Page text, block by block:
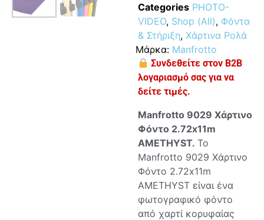
Categories PHOTO-
VIDEO, Shop (All), Φόντα
& Στήριξη, Χάρτινα Ρολά
Μάρκα: Manfrotto
Συνδεθείτε στον B2B
λογαριασμό σας για να
δείτε τιμές.
Manfrotto 9029 Χάρτινο
Φόντο 2.72x11m
AMETHYST. Το
Manfrotto 9029 Χάρτινο
Φόντο 2.72x11m
AMETHYST είναι ένα
φωτογραφικό φόντο
από χαρτί κορυφαίας